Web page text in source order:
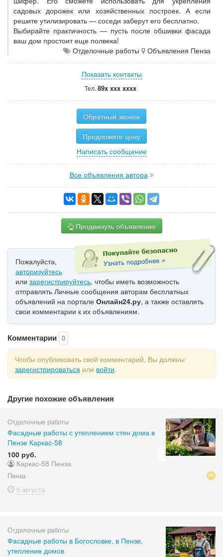
садовых дорожек или хозяйственных построек. А если
решите утилизировать — соседи заберут его бесплатно.
Выбирайте практичность — пусть после обшивки фасада
ваш дом простоит еще полвека!
Отделочные работы
Объявления Пенза
Показать контакты
Тел. 89x xxx xxxx
Обратный звонок
Предложите цену
Написать сообщение
Все объявления автора
Продвинуть объявление
Пожалуйста,
авторизуйтесь
или зарегистрируйтесь, чтобы иметь возможность
отправлять Личные сообщения авторам бесплатных
объявлений на портале Онлайн24.ру, а также оставлять
свои комментарии к их объявлениям.
Комментарии 0
Чтобы опубликовать свой комментарий, Вы должны
зарегистрироваться или войти.
Другие похожие объявления
Отделочные работы
Фасадные работы с утеплением стен дома в
Пензе Каркас-58
100 руб.
Каркас-58 Пенза
Пенза
5 августа
Отделочные работы
Фасадные работы в Богословке, в Пензе,
утепление домов